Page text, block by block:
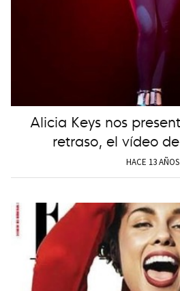
Alicia Keys nos
retraso, el vídeo
HACE 13 AÑOS